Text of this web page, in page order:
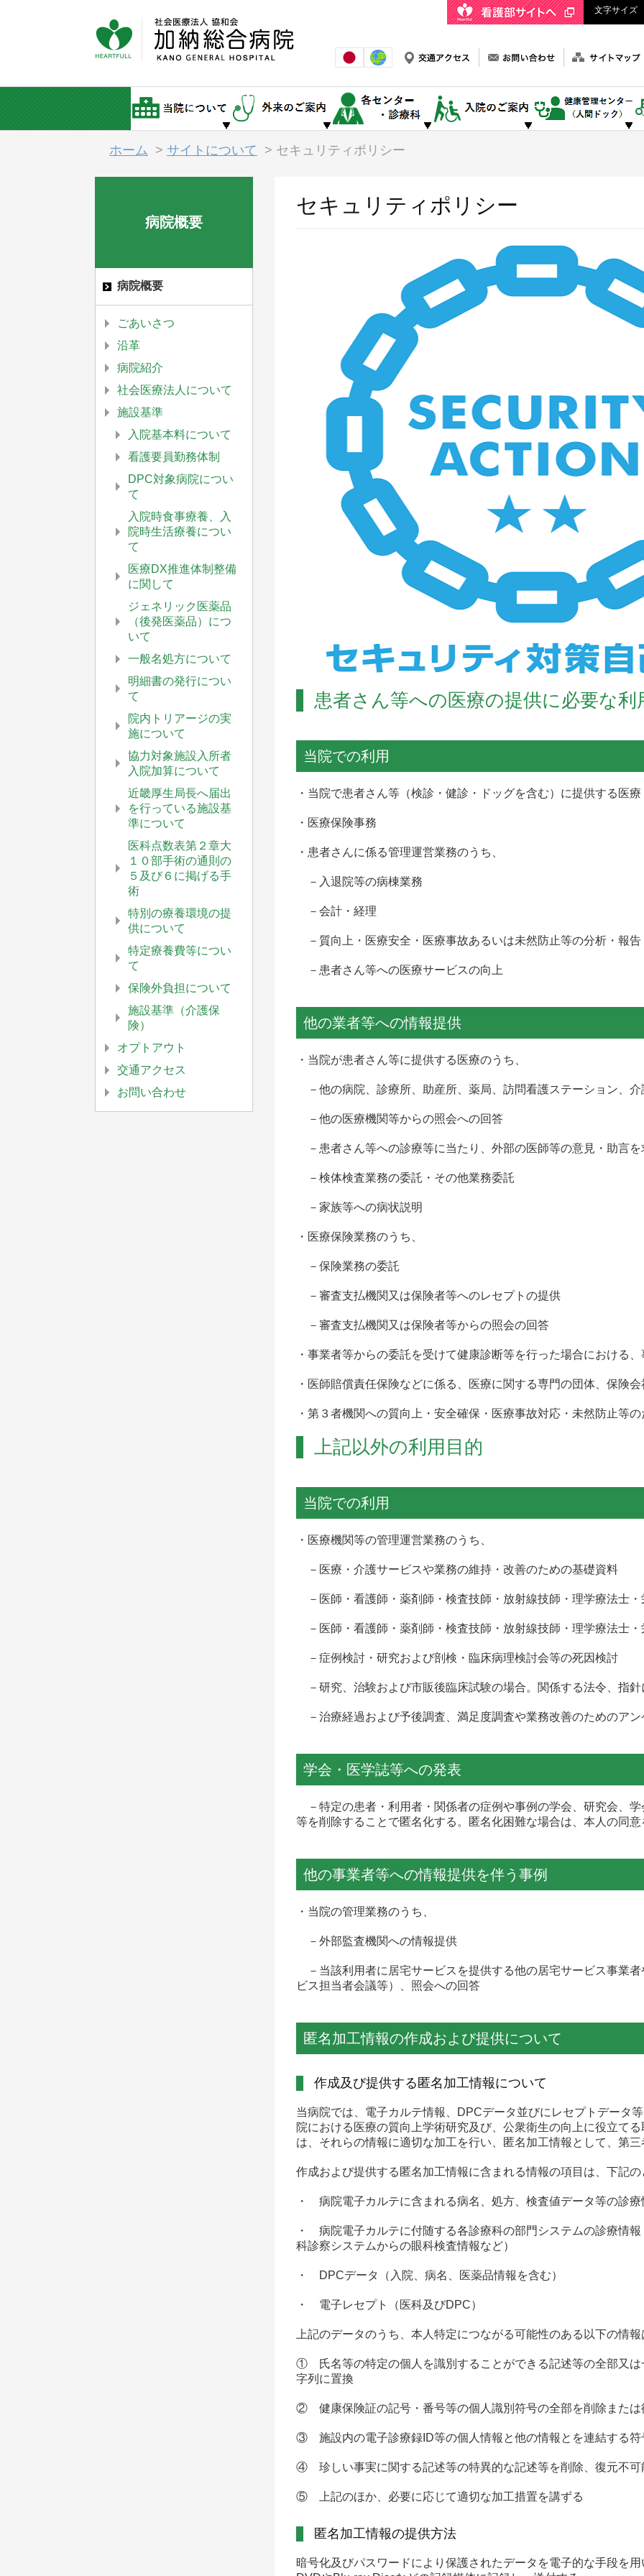
文字サイズ
ホーム > サイトについて > セキュリティポリシー
セキュリティポリシー
患者さん等への医療の提供に必要な利
当院での利用
・当院で患者さん等（検診・健診・ドッグを含む）に提供する医療
・医療保険事務
・患者さんに係る管理運営業務のうち、
－入退院等の病棟業務
－会計・経理
－質向上・医療安全・医療事故あるいは未然防止等の分析・報告
－患者さん等への医療サービスの向上
他の業者等への情報提供
・当院が患者さん等に提供する医療のうち、
－他の病院、診療所、助産所、薬局、訪問看護ステーション、
－他の医療機関等からの照会への回答
－患者さん等への診療等に当たり、外部の医師等の意見・助言を
－検体検査業務の委託・その他業務委託
－家族等への病状説明
・医療保険業務のうち、
－保険業務の委託
－審査支払機関又は保険者等へのレセプトの提供
－審査支払機関又は保険者等からの照会の回答
・事業者等からの委託を受けて健康診断等を行った場合における
・医師賠償責任保険などに係る、医療に関する専門の団体、保険
・第３者機関への質向上・安全確保・医療事故対応・未然防止等
上記以外の利用目的
当院での利用
・医療機関等の管理運営業務のうち、
－医療・介護サービスや業務の維持・改善のための基礎資料
－医師・看護師・薬剤師・検査技師・放射線技師・理学療法士
－医師・看護師・薬剤師・検査技師・放射線技師・理学療法士
－症例検討・研究および剖検・臨床病理検討会等の死因検討
－研究、治験および市販後臨床試験の場合。関係する法令、指針
－治療経過および予後調査、満足度調査や業務改善のためのアン
学会・医学誌等への発表
－特定の患者・利用者・関係者の症例や事例の学会、研究会、
等を削除することで匿名化する。匿名化困難な場合は、本人の同意
他の事業者等への情報提供を伴う事例
・当院の管理業務のうち、
－外部監査機関への情報提供
－当該利用者に居宅サービスを提供する他の居宅サービス事業
ビス担当者会議等）、照会への回答
匿名加工情報の作成および提供について
作成及び提供する匿名加工情報について
当病院では、電子カルテ情報、DPCデータ並びにレセプトデータ
院における医療の質向上学術研究及び、公衆衛生の向上に役立て
は、それらの情報に適切な加工を行い、匿名加工情報として、第
作成および提供する匿名加工情報に含まれる情報の項目は、下記
・ 病院電子カルテに含まれる病名、処方、検査値データ等の診療
・ 病院電子カルテに付随する各診療科の部門システムの診療情
科診察システムからの眼科検査情報など）
・ DPCデータ（入院、病名、医薬品情報を含む）
・ 電子レセプト（医科及びDPC）
上記のデータのうち、本人特定につながる可能性のある以下の情
① 氏名等の特定の個人を識別することができる記述等の全部又は
字列に置換
② 健康保険証の記号・番号等の個人識別符号の全部を削除または
③ 施設内の電子診療録ID等の個人情報と他の情報とを連結する符
④ 珍しい事実に関する記述等の特異的な記述等を削除、復元不可
⑤ 上記のほか、必要に応じて適切な加工措置を講ずる
匿名加工情報の提供方法
暗号化及びパスワードにより保護されたデータを電子的な手段を
病院概要
病院概要
ごあいさつ
沿革
病院紹介
社会医療法人について
施設基準
入院基本料について
看護要員勤務体制
DPC対象病院につい
て
入院時食事療養、入
院時生活療養につい
て
医療DX推進体制整備
に関して
ジェネリック医薬品
（後発医薬品）につ
いて
一般名処方について
明細書の発行につい
て
院内トリアージの実
施について
協力対象施設入所者
入院加算について
近畿厚生局長へ届出
を行っている施設基
準について
医科点数表第２章大
１０部手術の通則の
５及び６に掲げる手
術
特別の療養環境の提
供について
特定療養費等につい
て
保険外負担について
施設基準（介護保
険）
オプトアウト
交通アクセス
お問い合わせ